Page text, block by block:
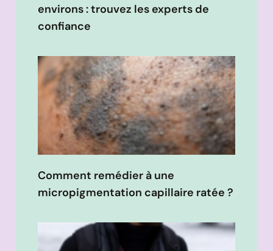
environs : trouvez les experts de
confiance
Comment remédier à une
micropigmentation capillaire ratée ?